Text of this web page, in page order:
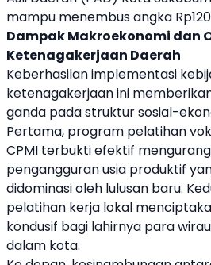
mampu menembus angka
Dampak Makroekonomi dan
Ketenagakerjaan Daerah
Keberhasilan implementasi
ketenagakerjaan ini
ganda pada struktur sosial-
Pertama, program pelatihan
CPMI terbukti efektif
pengangguran usia produktif
didominasi oleh lulusan baru.
pelatihan kerja lokal
kondusif bagi lahirnya para
dalam kota.